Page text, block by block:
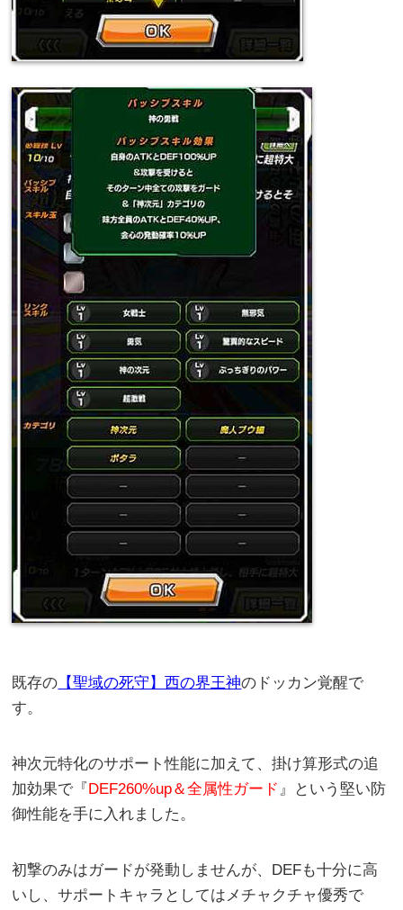
既存の 【聖域の死守】西の界王神のドッカン覚醒で
す。
神次元特化のサポート性能に加えて、掛け算形式の追
加効果で『DEF260%up＆全属性ガード 』という堅い防
御性能を手に入れました。
初撃のみはガードが発動しませんが、DEFも十分に高
いし、サポートキャラとしてはメチャクチャ優秀で